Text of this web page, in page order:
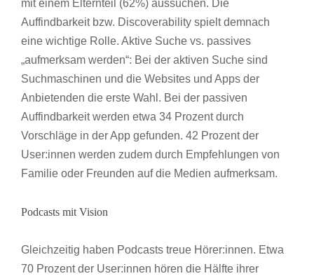
mit einem Elternteil (62%) aussuchen. Die
Auffindbarkeit bzw. Discoverability spielt demnach
eine wichtige Rolle. Aktive Suche vs. passives
„aufmerksam werden“: Bei der aktiven Suche sind
Suchmaschinen und die Websites und Apps der
Anbietenden die erste Wahl. Bei der passiven
Auffindbarkeit werden etwa 34 Prozent durch
Vorschläge in der App gefunden. 42 Prozent der
User:innen werden zudem durch Empfehlungen von
Familie oder Freunden auf die Medien aufmerksam.
Podcasts mit Vision
Gleichzeitig haben Podcasts treue Hörer:innen. Etwa
70 Prozent der User:innen hören die Hälfte ihrer